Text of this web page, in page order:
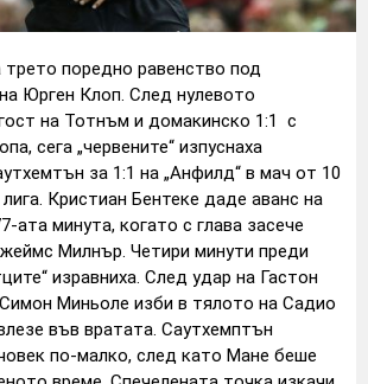
трето поредно равенство под
Юрген Клоп. След нулевото
на Тотнъм и домакинско 1:1 с
сега „червените“ изпуснаха
за 1:1 на „Анфилд“ в мач от 10
Кристиан Бентеке даде аванс на
ата минута, когато с глава засече
Милнър. Четири минути преди
изравниха. След удар на Гастон
Миньоле изби в тялото на Садио
във вратата. Саутхемптън
по-малко, след като Мане беше